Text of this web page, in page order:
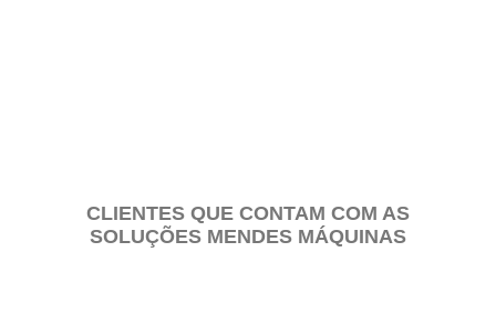
CLIENTES QUE CONTAM COM AS
SOLUÇÕES MENDES MÁQUINAS